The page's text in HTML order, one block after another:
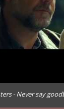
- Never say